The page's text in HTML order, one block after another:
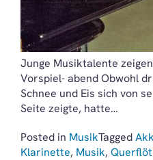
Junge Musiktalente
Vorspiel- abend Obwohl
Schnee und Eis sich von
Seite zeigte, hatte…
Posted in MusikTagged
Klarinette, Musik,